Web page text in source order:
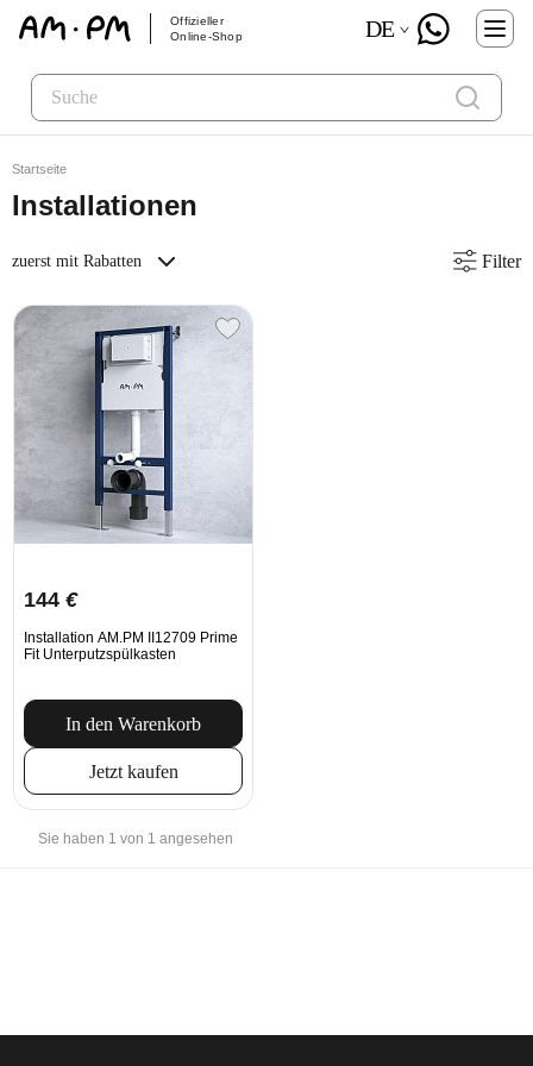
Offizieller
Online-Shop
DE
Startseite
Installationen
zuerst mit Rabatten Filter
144 €
Installation AM.PM II12709 Prime
Fit Unterputzspülkasten
In den Warenkorb
Jetzt kaufen
Sie haben 1 von 1 angesehen